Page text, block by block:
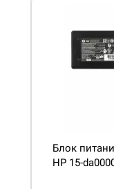
Блок
HP 15-